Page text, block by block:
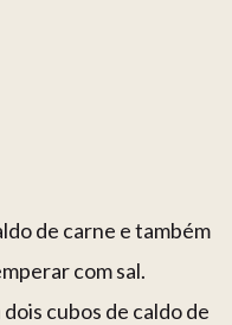
de carne e também
com sal.
cubos de caldo de